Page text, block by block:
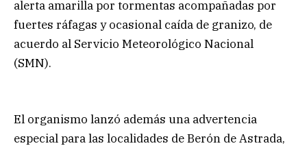
alerta amarilla por tormentas acompañadas por
fuertes ráfagas y ocasional caída de granizo, de
acuerdo al Servicio Meteorológico Nacional
(SMN).
El organismo lanzó además una advertencia
especial para las localidades de Berón de Astrada,